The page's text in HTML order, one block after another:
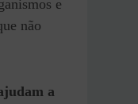
e
não
a